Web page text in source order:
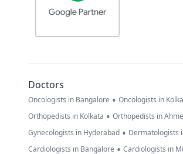
Doctors
Oncologists in Bangalore • Oncologists in
Orthopedists in Kolkata • Orthopedists in
Gynecologists in Hyderabad • Dermatologists
Cardiologists in Bangalore • Cardiologists in